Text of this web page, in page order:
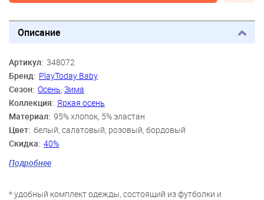
Описание
Артикул: 348072
Бренд: PlayToday Baby
Сезон: Осень Зима
Коллекция: Яркая осень
Материал: 95% хлопок, 5% эластан
Цвет: белый, салатовый, розовый, бордовый
Скидка: 40%
Возраст: 12 мес., 15 мес., 18 мес., 2 года
Подробнее
* удобный комплект одежды, состоящий из футболки и